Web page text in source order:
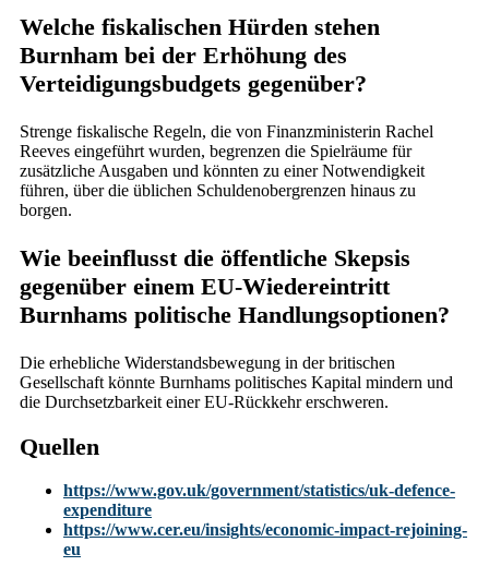
Welche fiskalischen Hürden stehen
Burnham bei der Erhöhung des
Verteidigungsbudgets gegenüber?
Strenge fiskalische Regeln, die von Finanzministerin Rachel
Reeves eingeführt wurden, begrenzen die Spielräume für
zusätzliche Ausgaben und könnten zu einer Notwendigkeit
führen, über die üblichen Schuldenobergrenzen hinaus zu
borgen.
Wie beeinflusst die öffentliche Skepsis
gegenüber einem EU-Wiedereintritt
Burnhams politische Handlungsoptionen?
Die erhebliche Widerstandsbewegung in der britischen
Gesellschaft könnte Burnhams politisches Kapital mindern und
die Durchsetzbarkeit einer EU-Rückkehr erschweren.
Quellen
https://www.gov.uk/government/statistics/uk-defence-
expenditure
https://www.cer.eu/insights/economic-impact-rejoining-
eu